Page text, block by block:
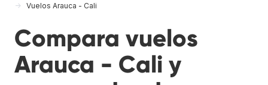
Vuelos Arauca - Cali
Compara vuelos
Arauca - Cali y